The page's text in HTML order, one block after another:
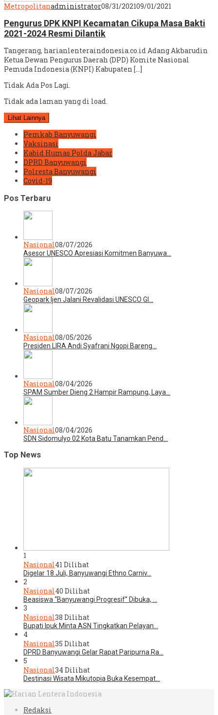
Metropolitanadministrator08/31/202109/01/2021
Pengurus DPK KNPI Kecamatan Cikupa Masa Bakti
2021-2024 Resmi Dilantik
Tangerang, harianlenteraindonesia.co.id Adang Akbarudin
Ketua Dewan Pengurus Daerah (DPD) Komite Nasional
Pemuda Indonesia (KNPI) Kabupaten […]
Tidak Ada Pos Lagi.
Tidak ada laman yang di load.
Lihat Lainnya
Pemkab Banyuwangi
Vaksinasi
Kabid Humas Polda Jabar
DPRD Banyuwangi
Polresta Banyuwangi
Covid-19
Pos Terbaru
Nasional08/07/2026
Asesor UNESCO Apresiasi Komitmen Banyuwa…
Nasional08/07/2026
Geopark Ijen Jalani Revalidasi UNESCO Gl…
Nasional08/05/2026
Presiden LIRA Andi Syafrani Ngopi Bareng…
Nasional08/04/2026
SPAM Sumber Dieng 2 Hampir Rampung, Laya…
Nasional08/04/2026
SDN Sidomulyo 02 Kota Batu Tanamkan Pend…
Top News
1
Nasional41 Dilihat
Digelar 18 Juli, Banyuwangi Ethno Carniv…
2
Nasional40 Dilihat
Beasiswa “Banyuwangi Progresif” Dibuka, …
3
Nasional38 Dilihat
Bupati Ipuk Minta ASN Tingkatkan Pelayan…
4
Nasional35 Dilihat
DPRD Banyuwangi Gelar Rapat Paripurna Ra…
5
Nasional34 Dilihat
Destinasi Wisata Mikutopia Buka Kesempat…
Redaksi